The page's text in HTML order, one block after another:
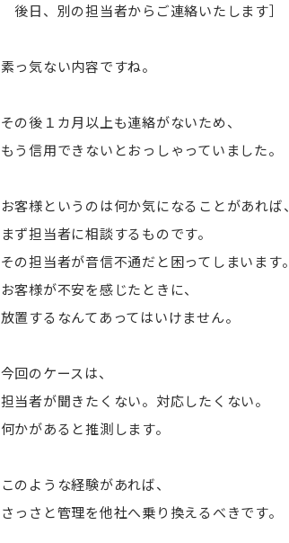
後日、別の担当者からご連絡いたします］
素っ気ない内容ですね。
その後１カ月以上も連絡がないため、
もう信用できないとおっしゃっていました。
お客様というのは何か気になることがあれば、
まず担当者に相談するものです。
その担当者が音信不通だと困ってしまいます。
お客様が不安を感じたときに、
放置するなんてあってはいけません。
今回のケースは、
担当者が聞きたくない。対応したくない。
何かがあると推測します。
このような経験があれば、
さっさと管理を他社へ乗り換えるべきです。